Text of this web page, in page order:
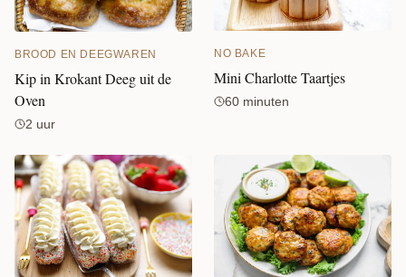
BROOD EN DEEGWAREN
Kip in Krokant Deeg uit de
Oven
2 uur
NO BAKE
Mini Charlotte Taartjes
60 minuten